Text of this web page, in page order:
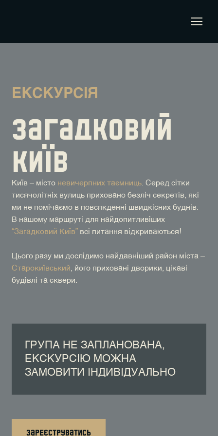
ЕКСКУРСІЯ
ЗАГАДКОВИЙ
КИЇВ
Київ – місто невичерпних таємниць. Серед сітки
тисячолітніх вулиць приховано безліч секретів, які
ми не помічаємо в повсякденні швидкісних буднів.
В нашому маршруті для найдопитливіших
“Загадковий Київ” всі питання відкриваються!
Цього разу ми дослідимо найдавніший район міста –
Старокиївський, його приховані дворики, цікаві
будівлі та сквери.
ГРУПА НЕ ЗАПЛАНОВАНА,
ЕКСКУРСІЮ МОЖНА
ЗАМОВИТИ ІНДИВІДУАЛЬНО
зареєструватись